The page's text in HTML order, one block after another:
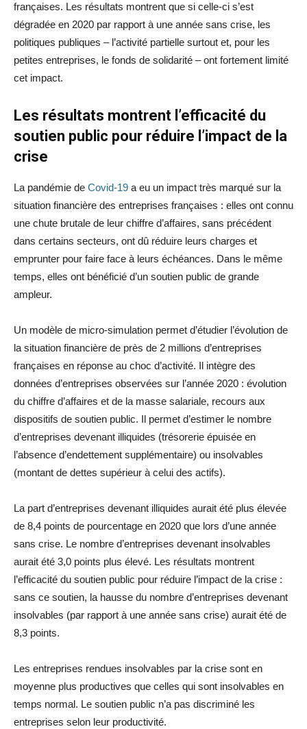
françaises. Les résultats montrent que si celle-ci s’est
dégradée en 2020 par rapport à une année sans crise, les
politiques publiques – l’activité partielle surtout et, pour les
petites entreprises, le fonds de solidarité – ont fortement limité
cet impact.
Les résultats montrent l’efficacité du
soutien public pour réduire l’impact de la
crise
La pandémie de Covid-19 a eu un impact très marqué sur la
situation financière des entreprises françaises : elles ont connu
une chute brutale de leur chiffre d’affaires, sans précédent
dans certains secteurs, ont dû réduire leurs charges et
emprunter pour faire face à leurs échéances. Dans le même
temps, elles ont bénéficié d’un soutien public de grande
ampleur.
Un modèle de micro-simulation permet d’étudier l’évolution de
la situation financière de près de 2 millions d’entreprises
françaises en réponse au choc d’activité. Il intègre des
données d’entreprises observées sur l’année 2020 : évolution
du chiffre d’affaires et de la masse salariale, recours aux
dispositifs de soutien public. Il permet d’estimer le nombre
d’entreprises devenant illiquides (trésorerie épuisée en
l’absence d’endettement supplémentaire) ou insolvables
(montant de dettes supérieur à celui des actifs).
La part d’entreprises devenant illiquides aurait été plus élevée
de 8,4 points de pourcentage en 2020 que lors d’une année
sans crise. Le nombre d’entreprises devenant insolvables
aurait été 3,0 points plus élevé. Les résultats montrent
l’efficacité du soutien public pour réduire l’impact de la crise :
sans ce soutien, la hausse du nombre d’entreprises devenant
insolvables (par rapport à une année sans crise) aurait été de
8,3 points.
Les entreprises rendues insolvables par la crise sont en
moyenne plus productives que celles qui sont insolvables en
temps normal. Le soutien public n’a pas discriminé les
entreprises selon leur productivité.